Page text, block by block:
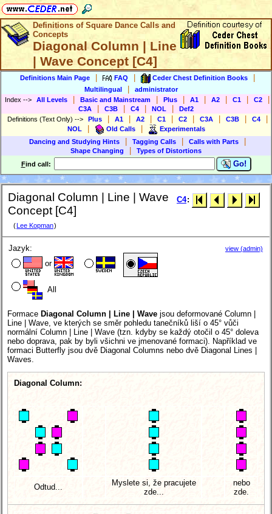
Definitions of Square Dance Calls and
Concepts
Diagonal Column | Line
| Wave Concept [C4]
Definitions Main Page FAQ Ceder Chest Definition Books
Multilingual
administrator
Index --> All Levels Basic and Mainstream Plus A1 A2 C1 C2
C3A C3B C4 NOL
Def2
Definitions (Text Only) --> Plus A1 A2 C1 C2 C3A C3B C4
NOL Old Calls
Experimentals
Dancing and Studying Hints
Tagging Calls Calls with Parts
Shape Changing
Types of Distortions
Find call: Go!
Diagonal Column | Line | Wave
Concept [C4]
( Lee Kopman)
C4:
Jazyk:
or
All
view (admin)
Formace Diagonal Column | Line | Wave jsou deformované Column |
Line | Wave, ve kterých se směr pohledu tanečníků liší o 45° vůči
normální Column | Line | Wave (tzn. kdyby se každý otočil o 45° doleva
nebo doprava, pak by byli všichni ve jmenované formaci). Například ve
formaci Butterfly jsou dvě Diagonal Columns nebo dvě Diagonal Lines |
Waves.
Diagonal Column:
Odtud...
Myslete si, že pracujete
zde...
nebo
zde.